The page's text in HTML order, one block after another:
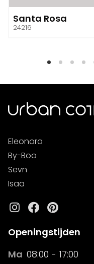
Santa Rosa
24216
Eleonora
By-Boo
Sevn
Isaa
Instagram
Facebook
Pinterest
Openingstijden
Ma 08:00 - 17:00